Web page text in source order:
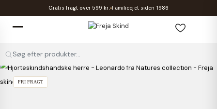
Gratis fragt over 599 kr. Familieejet siden 1986
Søg efter produkter...
FRI FRAGT